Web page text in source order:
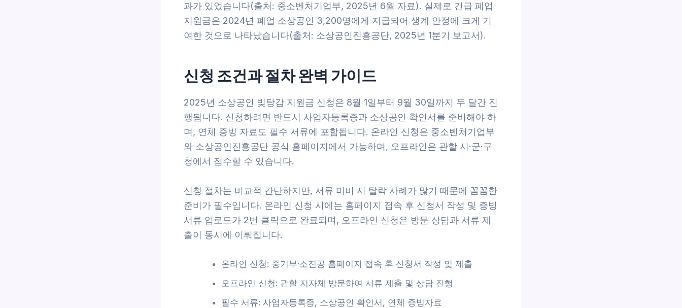
과가 있었습니다(출처: 중소벤처기업부, 2025년 6월 자료). 실제로 긴급 폐업
지원금은 2024년 폐업 소상공인 3,200명에게 지급되어 생계 안정에 크게 기
여한 것으로 나타났습니다(출처: 소상공인진흥공단, 2025년 1분기 보고서).
신청 조건과 절차 완벽 가이드
2025년 소상공인 빚탕감 지원금 신청은 8월 1일부터 9월 30일까지 두 달간 진
행됩니다. 신청하려면 반드시 사업자등록증과 소상공인 확인서를 준비해야 하
며, 연체 증빙 자료도 필수 서류에 포함됩니다. 온라인 신청은 중소벤처기업부
와 소상공인진흥공단 공식 홈페이지에서 가능하며, 오프라인은 관할 시·군·구
청에서 접수할 수 있습니다.
신청 절차는 비교적 간단하지만, 서류 미비 시 탈락 사례가 많기 때문에 꼼꼼한
준비가 필수입니다. 온라인 신청 시에는 홈페이지 접속 후 신청서 작성 및 증빙
서류 업로드가 2번 클릭으로 완료되며, 오프라인 신청은 방문 상담과 서류 제
출이 동시에 이뤄집니다.
온라인 신청: 중기부·소진공 홈페이지 접속 후 신청서 작성 및 제출
오프라인 신청: 관할 지자체 방문하여 서류 제출 및 상담 진행
필수 서류: 사업자등록증, 소상공인 확인서, 연체 증빙자료